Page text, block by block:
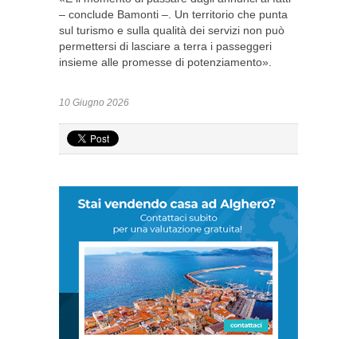
– conclude Bamonti –. Un territorio che punta
sul turismo e sulla qualità dei servizi non può
permettersi di lasciare a terra i passeggeri
insieme alle promesse di potenziamento».
10 Giugno 2026